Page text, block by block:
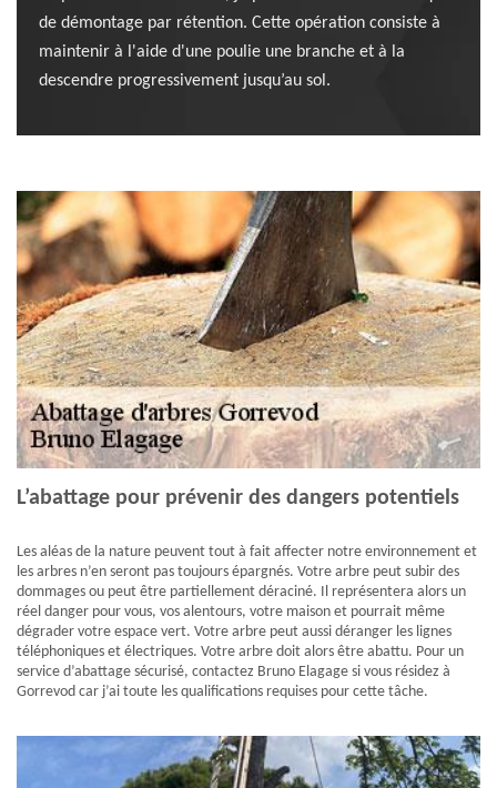
de démontage par rétention. Cette opération consiste à
maintenir à l'aide d'une poulie une branche et à la
descendre progressivement jusqu’au sol.
L’abattage pour prévenir des dangers potentiels
Les aléas de la nature peuvent tout à fait affecter notre environnement et
les arbres n’en seront pas toujours épargnés. Votre arbre peut subir des
dommages ou peut être partiellement déraciné. Il représentera alors un
réel danger pour vous, vos alentours, votre maison et pourrait même
dégrader votre espace vert. Votre arbre peut aussi déranger les lignes
téléphoniques et électriques. Votre arbre doit alors être abattu. Pour un
service d’abattage sécurisé, contactez Bruno Elagage si vous résidez à
Gorrevod car j’ai toute les qualifications requises pour cette tâche.